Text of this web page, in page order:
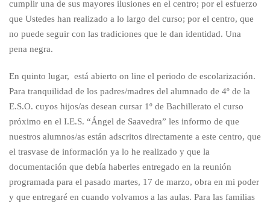
cumplir una de sus mayores ilusiones en el centro; por el esfuerzo
que Ustedes han realizado a lo largo del curso; por el centro, que
no puede seguir con las tradiciones que le dan identidad. Una
pena negra.
En quinto lugar, está abierto on line el periodo de escolarización.
Para tranquilidad de los padres/madres del alumnado de 4º de la
E.S.O. cuyos hijos/as desean cursar 1º de Bachillerato el curso
próximo en el I.E.S. “Ángel de Saavedra” les informo de que
nuestros alumnos/as están adscritos directamente a este centro, que
el trasvase de información ya lo he realizado y que la
documentación que debía haberles entregado en la reunión
programada para el pasado martes, 17 de marzo, obra en mi poder
y que entregaré en cuando volvamos a las aulas. Para las familias